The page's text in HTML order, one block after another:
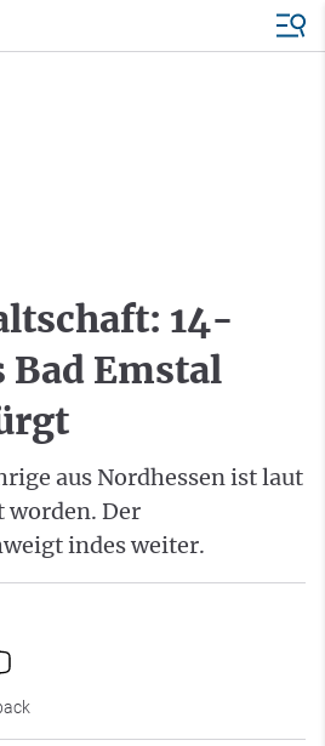
14-
Bad Emstal
aus Nordhessen ist laut
Der
indes weiter.